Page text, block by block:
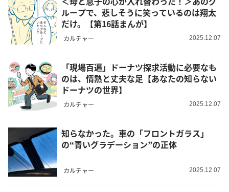
ループで、悲しそうに笑っているのは翔太
だけ。【第16話まんが】
カルチャー 2025.12.07
「現場百遍」ドーナツ探求活動に必要なも
のは、情熱と丈夫な足【あなたの知らない
ドーナツの世界】
カルチャー 2025.12.07
知らなかった。車の「フロントガラス」
の“青いグラデーション”の正体
カルチャー 2025.12.07